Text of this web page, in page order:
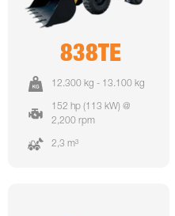
838TE
12.300 kg - 13.100 kg
152 hp (113 kW) @
2,200 rpm
2,3 m³